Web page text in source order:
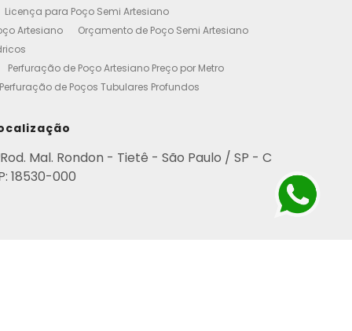
Licença para Poço Semi Artesiano
Artesiano
Orçamento de Poço Semi Artesiano
Perfuração de Poço Artesiano Preço por Metro
Perfuração de Poços Tubulares Profundos
de Perfuração de Poço Artesiano
de Poço Artesiano
Residencial
Rod. Mal. Rondon - Tietê - São Paulo / SP - C
18530-000